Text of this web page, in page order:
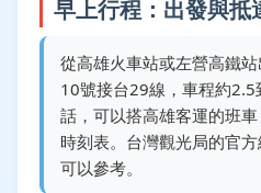
早上行程：出發與抵
從高雄火車站或左營高鐵
10號接台29線，車程約
話，可以搭高雄客運的班
時刻表。台灣觀光局的官
可以參考。